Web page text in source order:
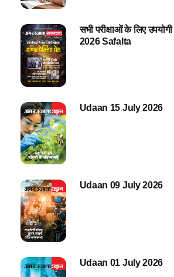
सभी परीक्षाओं के लिए
2026 Safalta
Udaan 15 July 2026
Udaan 09 July 2026
Udaan 01 July 2026